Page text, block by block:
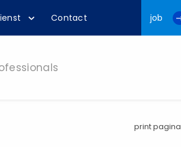
Contact job
print pagina